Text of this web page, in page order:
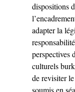
dispositions
adapter la
perspectives
culturels
de revisiter
soumis en